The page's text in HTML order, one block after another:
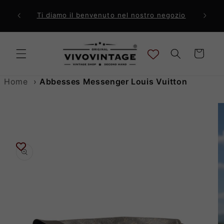
direttamente
ai contenuti
a 99€ Ti diamo il benvenuto nel nostro negozio
Carrello
Home › Abbesses Messenger Louis Vuitton